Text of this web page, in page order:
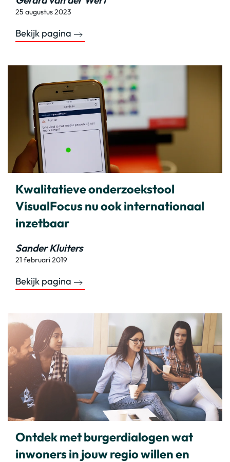
25 augustus 2023
Bekijk pagina
Kwalitatieve onderzoekstool
VisualFocus nu ook internationaal
inzetbaar
Sander Kluiters
21 februari 2019
Bekijk pagina
Ontdek met burgerdialogen wat
inwoners in jouw regio willen en